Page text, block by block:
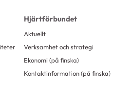
Hjärtförbundet
Aktuellt
Verksamhet och strategi
Ekonomi (på finska)
Kontaktinformation (på finska)